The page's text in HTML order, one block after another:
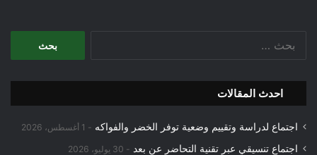
احدث المقالات
اجتماع لدراسة وتقييم وضعية توفر الخضر والفواكه 1 أغسطس، 2026
اجتماع تنسيقي عبر تقنية التحاضر عن بعد 30 يوليو، 2026